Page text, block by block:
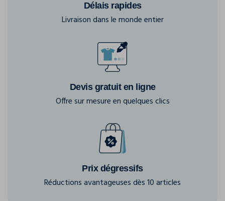
Délais rapides
Livraison dans le monde entier
Devis gratuit en ligne
Offre sur mesure en quelques clics
Prix dégressifs
Réductions avantageuses dès 10 articles